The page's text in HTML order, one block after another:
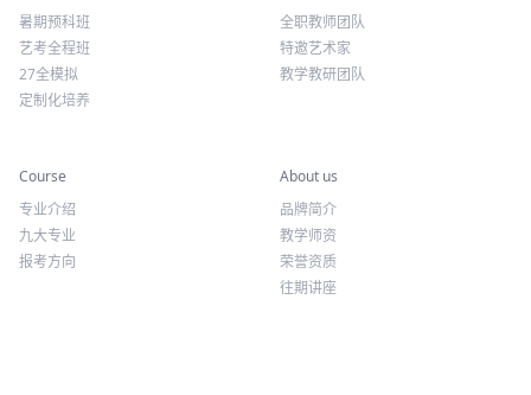
暑期预科班
艺考全程班
27全模拟
定制化培养
全职教师团队
特邀艺术家
教学教研团队
Course
专业介绍
九大专业
报考方向
About us
品牌简介
教学师资
荣誉资质
往期讲座